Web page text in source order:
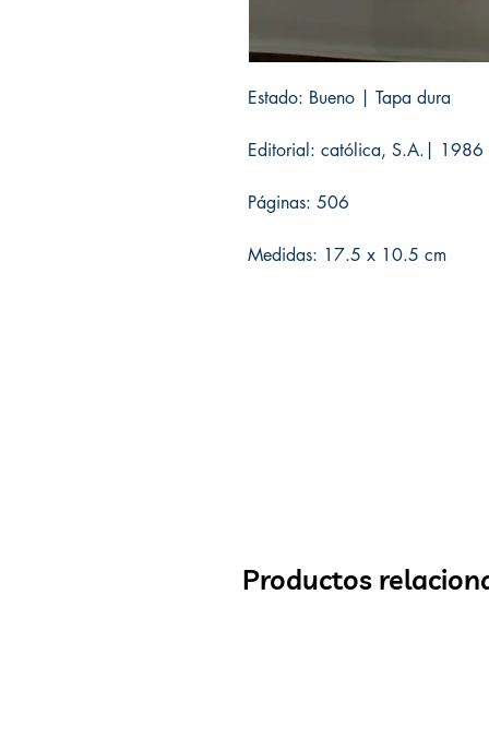
Estado: Bueno | Tapa dura
Editorial: católica, S.A.| 1986
Páginas: 506
Medidas: 17.5 x 10.5 cm
Productos